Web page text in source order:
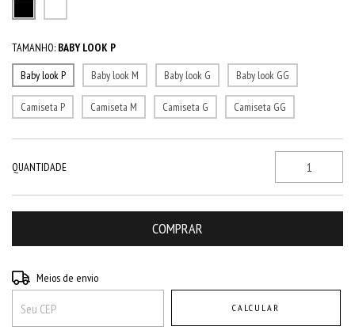
TAMANHO: BABY LOOK P
Baby look P
Baby look M Baby look G Baby look GG
Camiseta P Camiseta M Camiseta G Camiseta GG
QUANTIDADE
Entregas para o CEP:
Meios de envio
CALCULAR